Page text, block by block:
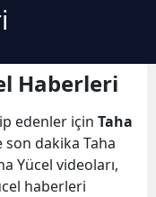
Haberleri
edenler için Taha
dakika Taha
Yücel videoları,
haberleri